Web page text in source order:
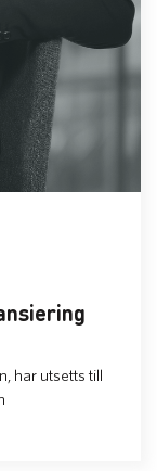
har utsetts till